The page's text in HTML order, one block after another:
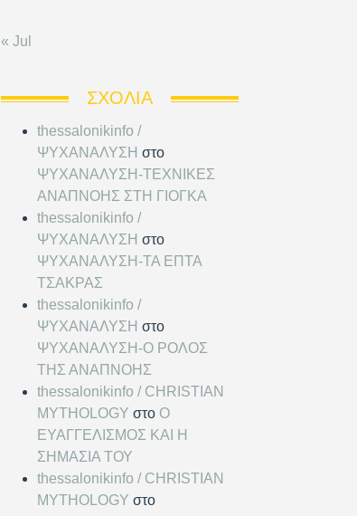
« Jul
ΣΧΌΛΙΑ
thessalonikinfo /
ΨΥΧΑΝΑΛΥΣΗ στο
ΨΥΧΑΝΑΛΥΣΗ-ΤΕΧΝΙΚΕΣ
ΑΝΑΠΝΟΗΣ ΣΤΗ ΓΙΟΓΚΑ
thessalonikinfo /
ΨΥΧΑΝΑΛΥΣΗ στο
ΨΥΧΑΝΑΛΥΣΗ-ΤΑ ΕΠΤΑ
ΤΣΑΚΡΑΣ
thessalonikinfo /
ΨΥΧΑΝΑΛΥΣΗ στο
ΨΥΧΑΝΑΛΥΣΗ-Ο ΡΟΛΟΣ
ΤΗΣ ΑΝΑΠΝΟΗΣ
thessalonikinfo / CHRISTIAN
MYTHOLOGY στο Ο
ΕΥΑΓΓΕΛΙΣΜΟΣ ΚΑΙ Η
ΣΗΜΑΣΙΑ ΤΟΥ
thessalonikinfo / CHRISTIAN
MYTHOLOGY στο